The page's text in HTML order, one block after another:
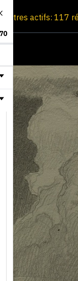
Filtres actifs: 117